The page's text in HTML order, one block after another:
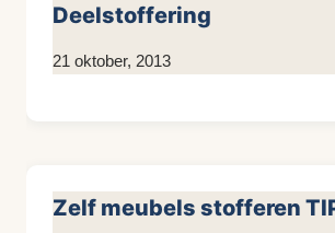
Deelstoffering
Door
21 oktober, 2013
Zelf meubels stofferen